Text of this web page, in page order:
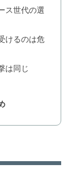
ス世代の選
けるのは危
は同じ